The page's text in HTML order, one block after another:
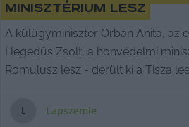
minisztérium lesz
A külügyminiszter Orbán Anita, az
Hegedűs Zsolt, a honvédelmi
Romulusz lesz - derült ki a Tisza
L Lapszemle